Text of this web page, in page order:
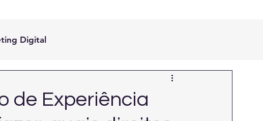
Digital
de Experiência